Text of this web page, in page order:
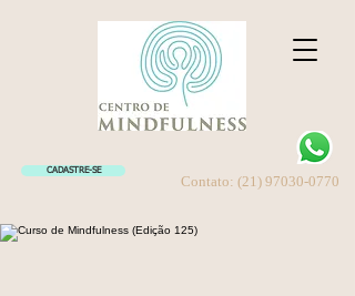
CADASTRE-SE
Contato: (21) 97030-0770